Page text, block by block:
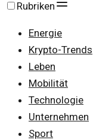
Rubriken
Energie
Krypto-Trends
Leben
Mobilität
Technologie
Unternehmen
Sport